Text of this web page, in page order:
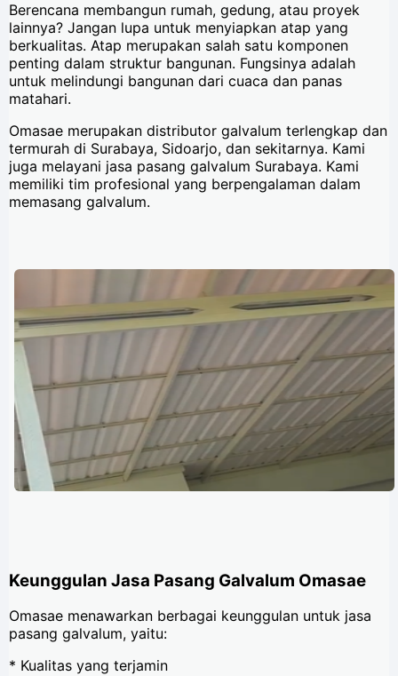
Berencana membangun rumah, gedung, atau proyek
lainnya? Jangan lupa untuk menyiapkan atap yang
berkualitas. Atap merupakan salah satu komponen
penting dalam struktur bangunan. Fungsinya adalah
untuk melindungi bangunan dari cuaca dan panas
matahari.
Omasae merupakan distributor galvalum terlengkap dan
termurah di Surabaya, Sidoarjo, dan sekitarnya. Kami
juga melayani jasa pasang galvalum Surabaya. Kami
memiliki tim profesional yang berpengalaman dalam
memasang galvalum.
Keunggulan Jasa Pasang Galvalum Omasae
Omasae menawarkan berbagai keunggulan untuk jasa
pasang galvalum, yaitu:
* Kualitas yang terjamin